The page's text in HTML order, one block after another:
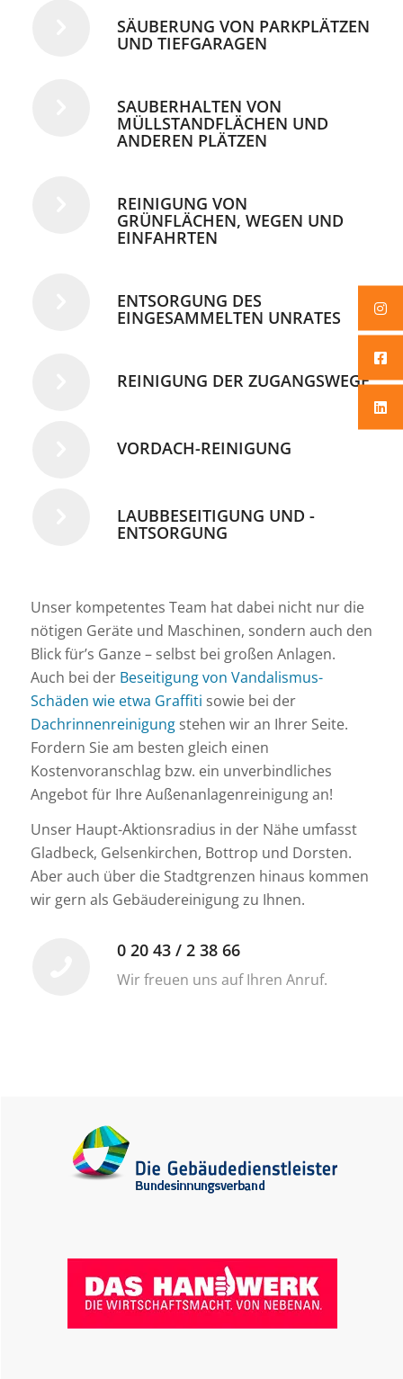
SÄUBERUNG VON PARKPLÄTZEN
UND TIEFGARAGEN
SAUBERHALTEN VON
MÜLLSTANDFLÄCHEN UND
ANDEREN PLÄTZEN
REINIGUNG VON
GRÜNFLÄCHEN, WEGEN UND
EINFAHRTEN
ENTSORGUNG DES
EINGESAMMELTEN UNRATES
REINIGUNG DER ZUGANGSWEGE
VORDACH-REINIGUNG
LAUBBESEITIGUNG UND -
ENTSORGUNG
Unser kompetentes Team hat dabei nicht nur die
nötigen Geräte und Maschinen, sondern auch den
Blick für’s Ganze – selbst bei großen Anlagen.
Auch bei der Beseitigung von Vandalismus-
Schäden wie etwa Graffiti sowie bei der
Dachrinnenreinigungstehen wir an Ihrer Seite.
Fordern Sie am besten gleich einen
Kostenvoranschlag bzw. ein unverbindliches
Angebot für Ihre Außenanlagenreinigung an!
Unser Haupt-Aktionsradius in der Nähe umfasst
Gladbeck, Gelsenkirchen, Bottrop und Dorsten.
Aber auch über die Stadtgrenzen hinaus kommen
wir gern als Gebäudereinigung zu Ihnen.
0 20 43 / 2 38 66
Wir freuen uns auf Ihren Anruf.